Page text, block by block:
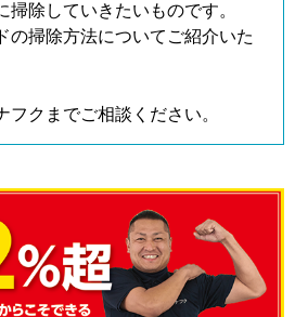
掃除していきたいものです。
の掃除方法についてご紹介いた
フクまでご相談ください。